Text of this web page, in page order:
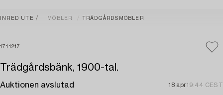
INRED UTE MÖBLER TRÄDGÅRDSMÖBLER
1711217
Trädgårdsbänk, 1900-tal.
Auktionen avslutad 18 apr19:44 CEST